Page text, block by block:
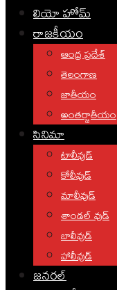
లియో హోమ్
రాజకీయం
ఆంధ్ర ప్రదేశ్
తెలంగాణ
జాతీయం
అంతర్జాతీయం
సినిమా
టాలీవుడ్
కోలీవుడ్
మాలీవుడ్
శాండల్ వుడ్
బాలీవుడ్
హాలీవుడ్
జనరల్